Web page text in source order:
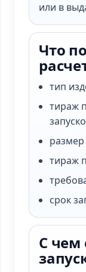
или в
Что
тип
тираж
размер
тираж
срок
С чем